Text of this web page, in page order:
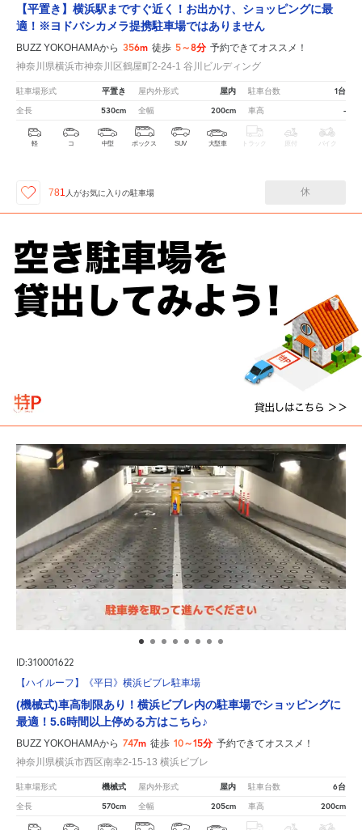
【平置き】横浜駅まですぐ近く！お出かけ、ショッピングに最
適！※ヨドバシカメラ提携駐車場ではありません
BUZZ YOKOHAMAから 356m 徒歩 5～8分 予約できてオススメ！
神奈川県横浜市神奈川区鶴屋町2-24-1 谷川ビルディング
駐車場形式 平置き 屋内外形式 屋内 駐車台数 1台
全長 530cm 全幅 200cm 車高 -
軽 コ 中型 ボックス SUV 大型車 トラック 原付 バイク
781 人がお気に入りの駐車場 休
ID:310001622
【ハイルーフ】《平日》横浜ビブレ駐車場
(機械式)車高制限あり！横浜ビブレ内の駐車場でショッピングに
最適！5.6時間以上停める方はこちら♪
BUZZ YOKOHAMAから 747m 徒歩 10～15分 予約できてオススメ！
神奈川県横浜市西区南幸2-15-13 横浜ビブレ
駐車場形式 機械式 屋内外形式 屋内 駐車台数 6台
全長 570cm 全幅 205cm 車高 200cm